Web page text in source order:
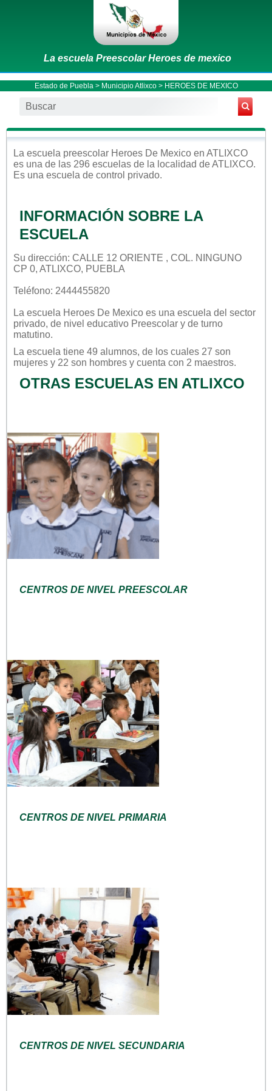
La escuela Preescolar Heroes de mexico
Estado de Puebla > Municipio Atlixco> HEROES DE MEXICO
La escuela preescolar Heroes De Mexico en ATLIXCO
es una de las 296 escuelas de la localidad deATLIXCO.
Es una escuela de control privado.
INFORMACIÓN SOBRE LA
ESCUELA
Su dirección: CALLE 12 ORIENTE , COL. NINGUNO
CP 0, ATLIXCO, PUEBLA
Teléfono: 2444455820
La escuela Heroes De Mexico es una escuela del sector
privado, de nivel educativo Preescolar y de turno
matutino.
La escuela tiene 49 alumnos, de los cuales 27 son
mujeres y 22 son hombres y cuenta con 2 maestros.
OTRAS ESCUELAS EN ATLIXCO
CENTROS DE NIVEL PREESCOLAR
CENTROS DE NIVEL PRIMARIA
CENTROS DE NIVEL SECUNDARIA